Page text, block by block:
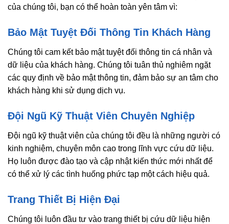
của chúng tôi, bạn có thể hoàn toàn yên tâm vì:
Bảo Mật Tuyệt Đối Thông Tin Khách Hàng
Chúng tôi cam kết bảo mật tuyệt đối thông tin cá nhân và
dữ liệu của khách hàng. Chúng tôi tuân thủ nghiêm ngặt
các quy định về bảo mật thông tin, đảm bảo sự an tâm cho
khách hàng khi sử dụng dịch vụ.
Đội Ngũ Kỹ Thuật Viên Chuyên Nghiệp
Đội ngũ kỹ thuật viên của chúng tôi đều là những người có
kinh nghiệm, chuyên môn cao trong lĩnh vực cứu dữ liệu.
Họ luôn được đào tạo và cập nhật kiến thức mới nhất để
có thể xử lý các tình huống phức tạp một cách hiệu quả.
Trang Thiết Bị Hiện Đại
Chúng tôi luôn đầu tư vào trang thiết bị cứu dữ liệu hiện